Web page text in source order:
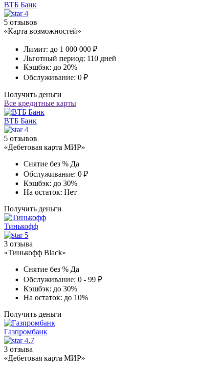
ВТБ Банк
4
5 отзывов
«Карта возможностей»
Лимит: до 1 000 000 ₽
Льготный период: 110 дней
Кэшбэк: до 20%
Обслуживание: 0 ₽
Получить деньги
Все кредитные карты
ВТБ Банк
4
5 отзывов
«Дебетовая карта МИР»
Снятие без % Да
Обслуживание: 0 ₽
Кэшбэк: до 30%
На остаток: Нет
Получить деньги
Тинькофф
5
3 отзыва
«Тинькофф Black»
Снятие без % Да
Обслуживание: 0 - 99 ₽
Кэшбэк: до 30%
На остаток: до 10%
Получить деньги
Газпромбанк
4.7
3 отзыва
«Дебетовая карта МИР»